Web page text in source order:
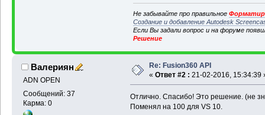
Не забывайте про правильное
Создание и добавление Autodesk
Если Вы задали вопрос и на форуме
Решение
Валериян
ADN OPEN
Сообщений: 37
Карма: 0
Re: Fusion360 API
« Ответ #2 : 21-02-2016, 15:34:39
Отлично. Спасибо! Это решение. (не
Поменял на 100 для VS 10.